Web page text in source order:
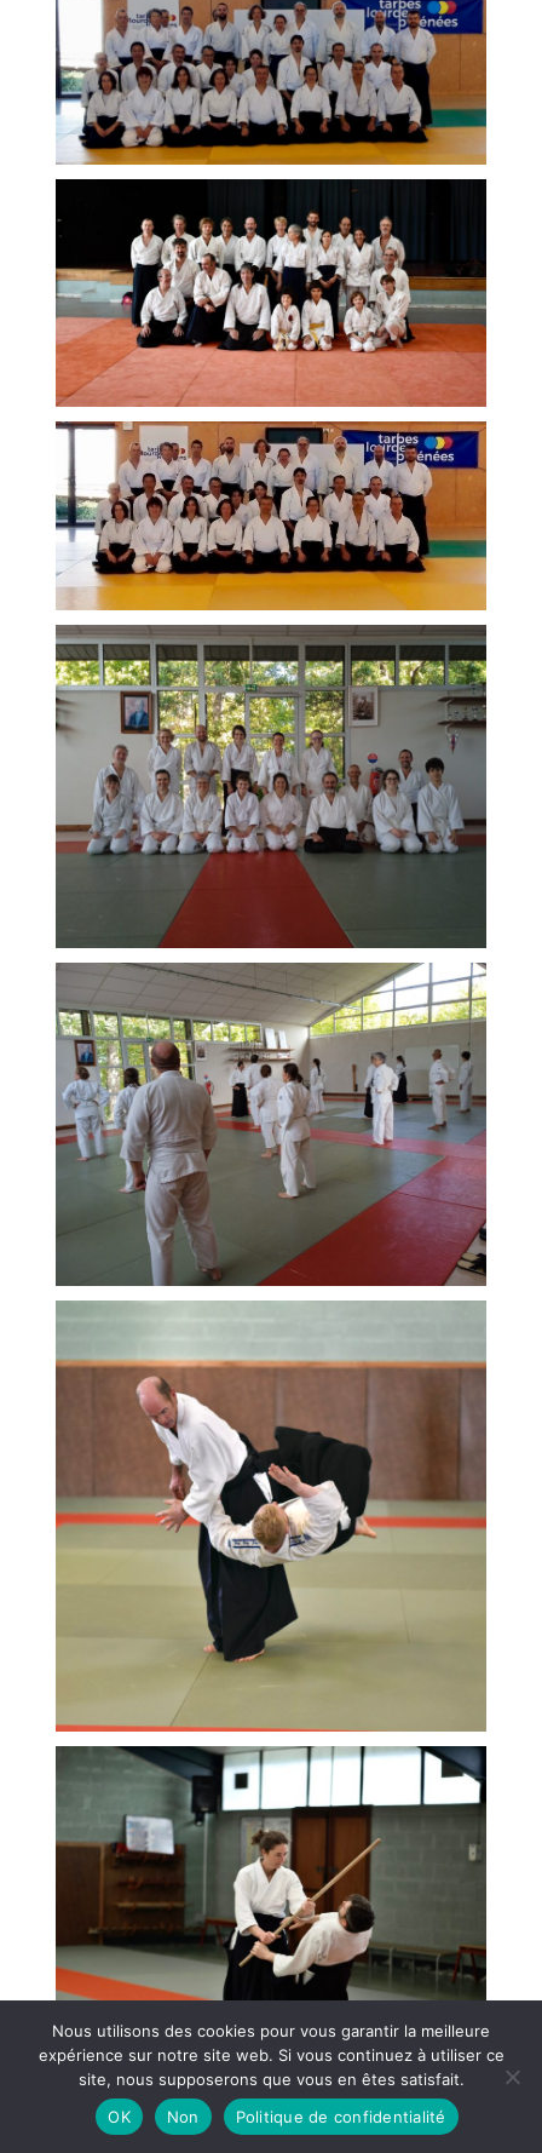
Nous utilisons des cookies pour vous garantir la meilleure
expérience sur notre site web. Si vous continuez à utiliser ce
site, nous supposerons que vous en êtes satisfait.
OK
Non Politique de confidentialité